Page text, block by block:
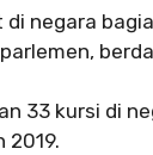
negara
33 kursi di
2019.